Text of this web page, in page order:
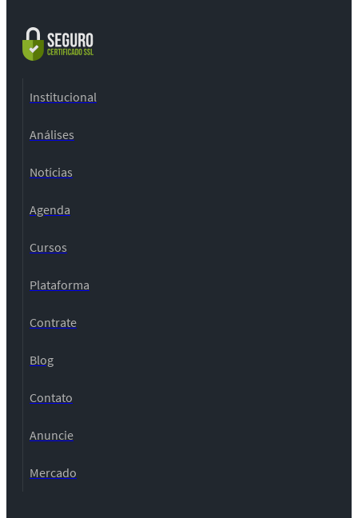
Institucional
Análises
Notícias
Agenda
Cursos
Plataforma
Contrate
Blog
Contato
Anuncie
Mercado